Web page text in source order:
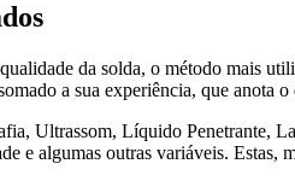
da solda, o método mais
a sua experiência, que anota
Ultrassom, Líquido Penetrante,
e algumas outras variáveis.